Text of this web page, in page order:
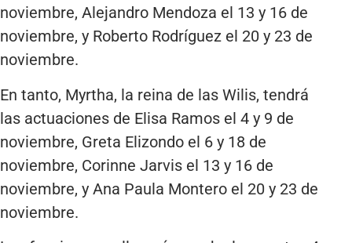
noviembre, Alejandro Mendoza el 13 y 16 de
noviembre, y Roberto Rodríguez el 20 y 23 de
noviembre.
En tanto, Myrtha, la reina de las Wilis, tendrá
las actuaciones de Elisa Ramos el 4 y 9 de
noviembre, Greta Elizondo el 6 y 18 de
noviembre, Corinne Jarvis el 13 y 16 de
noviembre, y Ana Paula Montero el 20 y 23 de
noviembre.